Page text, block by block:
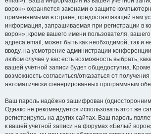
ворон» охраняется законами о защите
применяемыми в стране, предоставляющей нам
информация, запрашиваемая при регистрации в
ворон», кроме вашего имени пользователя,
адреса email, может быть как необходимой, так и
вводу, на усмотрение администрации
любом случае у вас есть возможность выбрать,
вашей учётной записи будет общедоступна. Кроме
возможность согласиться/отказаться от
автоматически сгенерированных программным
Ваш пароль надёжно зашифрован
Однако не рекомендуется использовать этот же
регистрируясь на других сайтах. Ваш пароль
к вашей учётной записи на форумах «Белый